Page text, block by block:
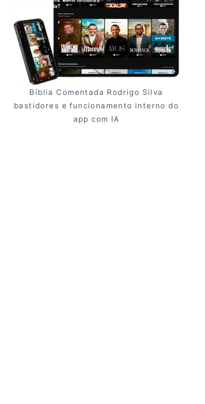
Bíblia Comentada Rodrigo Silva
bastidores e funcionamento interno do
app com IA